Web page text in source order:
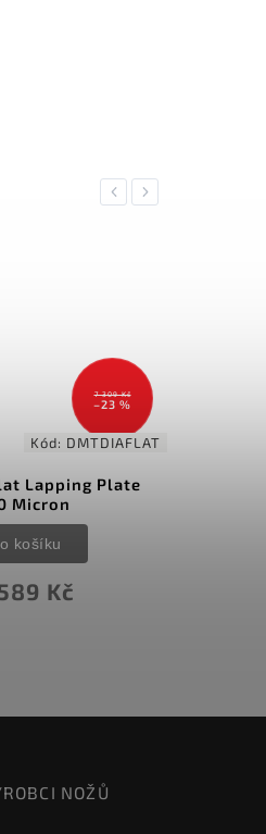
Previous
7 309 Kč
–23 %
Kód: DMTDIAFLAT
Lapping Plate
Micron
Kč
košíku
Next
NOŽŮ